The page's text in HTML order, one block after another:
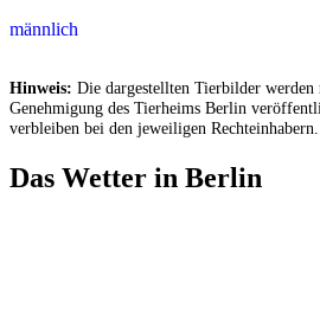
männlich
Hinweis: Die dargestellten Tierbilder
Genehmigung des Tierheims Berlin
verbleiben bei den jeweiligen Rechteinhabern.
Das Wetter in Berlin